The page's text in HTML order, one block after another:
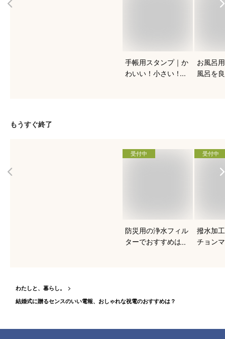
手帳用スタンプ｜か
わいい！小さい！ス
お風呂
風呂を
もうすぐ終了
受付中
防災用の浄水フィル
ターでおすすめは？
受付中
撥水加
チョン
わたしと、暮らし。
結婚式に贈るセンスのいい電報、おしゃれな祝電のおすすめは？